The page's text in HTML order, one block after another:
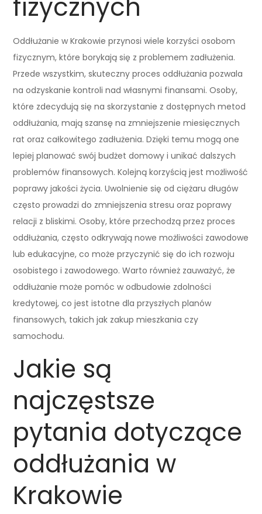
fizycznych
Oddłużanie w Krakowie przynosi wiele korzyści osobom
fizycznym, które borykają się z problemem zadłużenia.
Przede wszystkim, skuteczny proces oddłużania pozwala
na odzyskanie kontroli nad własnymi finansami. Osoby,
które zdecydują się na skorzystanie z dostępnych metod
oddłużania, mają szansę na zmniejszenie miesięcznych
rat oraz całkowitego zadłużenia. Dzięki temu mogą one
lepiej planować swój budżet domowy i unikać dalszych
problemów finansowych. Kolejną korzyścią jest możliwość
poprawy jakości życia. Uwolnienie się od ciężaru długów
często prowadzi do zmniejszenia stresu oraz poprawy
relacji z bliskimi. Osoby, które przechodzą przez proces
oddłużania, często odkrywają nowe możliwości zawodowe
lub edukacyjne, co może przyczynić się do ich rozwoju
osobistego i zawodowego. Warto również zauważyć, że
oddłużanie może pomóc w odbudowie zdolności
kredytowej, co jest istotne dla przyszłych planów
finansowych, takich jak zakup mieszkania czy
samochodu.
Jakie są
najczęstsze
pytania dotyczące
oddłużania w
Krakowie